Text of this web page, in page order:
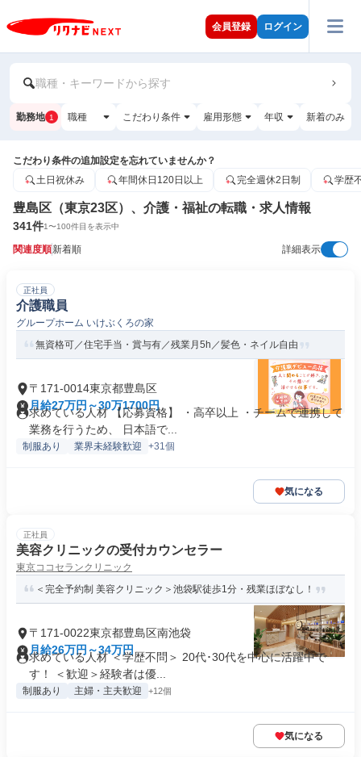
会員登録 ログイン
職種・キーワードから探す
勤務地 1 職種 こだわり条件 雇用形態 年収 新着のみ
こだわり条件の追加設定を忘れていませんか？
土日祝休み
年間休日120日以上 完全週休2日制 学歴
豊島区（東京23区）、介護・福祉の転職・求人情報
341件1〜100件目を表示中
関連度順新着順 詳細表示
正社員
介護職員
グループホーム いけぶくろの家
無資格可／住宅手当・賞与有／残業月5h／髪色・ネイル自由
〒171-0014東京都豊島区
月給27万円～30万1700円
求めている人材 【応募資格】 ・高卒以上 ・チームで連携して
業務を行うため、 日本語で...
制服あり 業界未経験歓迎 +31個
気になる
正社員
美容クリニックの受付カウンセラー
東京ココセランクリニック
＜完全予約制 美容クリニック＞池袋駅徒歩1分・残業ほぼなし！
〒171-0022東京都豊島区南池袋
月給26万円～34万円
求めている人材 ＜学歴不問＞ 20代･30代を中心に活躍中で
す！ ＜歓迎＞経験者は優...
制服あり 主婦・主夫歓迎 +12個
気になる